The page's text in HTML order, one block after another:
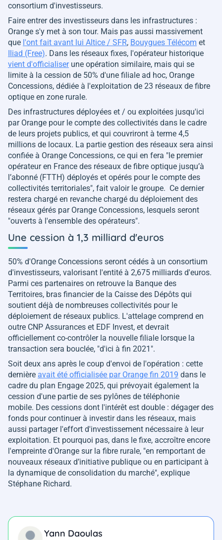
consortium d'investisseurs.
Faire entrer des investisseurs dans les infrastructures :
Orange s'y met à son tour. Mais pas aussi massivement
que l'ont fait avant lui Altice / SFR, Bouygues Télécom et
Iliad (Free). Dans les réseaux fixes, l'opérateur historique
vient d'officialiserune opération similaire, mais qui se
limite à la cession de 50% d'une filiale ad hoc, Orange
Concessions, dédiée à l'exploitation de 23 réseaux de fibre
optique en zone rurale.
Des infrastructures déployées et / ou exploitées jusqu'ici
par Orange pour le compte des collectivités dans le cadre
de leurs projets publics, et qui couvriront à terme 4,5
millions de locaux. La partie gestion des réseaux sera ainsi
confiée à Orange Concessions, ce qui en fera "le premier
opérateur en France des réseaux de fibre optique jusqu’à
l’abonné (FTTH) déployés et opérés pour le compte des
collectivités territoriales", fait valoir le groupe. Ce dernier
restera chargé en revanche chargé du déploiement des
réseaux gérés par Orange Concessions, lesquels seront
"ouverts à l'ensemble des opérateurs".
Une cession à 1,3 milliard d'euros
50% d'Orange Concessions seront cédés à un consortium
d'investisseurs, valorisant l'entité à 2,675 milliards d'euros.
Parmi ces partenaires on retrouve la Banque des
Territoires, bras financier de la Caisse des Dépôts qui
soutient déjà de nombreuses collectivités pour le
déploiement de réseaux publics. L'attelage comprend en
outre CNP Assurances et EDF Invest, et devrait
officiellement co-contrôler la nouvelle filiale lorsque la
transaction sera bouclée, "d'ici à fin 2021".
Soit deux ans après le coup d'envoi de l'opération : cette
dernière avait été officialisée par Orange fin 2019 dans le
cadre du plan Engage 2025, qui prévoyait également la
cession d'une partie de ses pylônes de téléphonie
mobile. Des cessions dont l'intérêt est double : dégager des
fonds pour continuer à investir dans les réseaux, mais
aussi partager l'effort d'investissement nécessaire à leur
exploitation. Et pourquoi pas, dans le fixe, accroître encore
l'empreinte d'Orange sur la fibre rurale, "en remportant de
nouveaux réseaux d’initiative publique ou en participant à
la dynamique de consolidation du marché", explique
Stéphane Richard.
Yann Daoulas